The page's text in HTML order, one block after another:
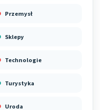
Przemysł
Sklepy
Technologie
Turystyka
Uroda